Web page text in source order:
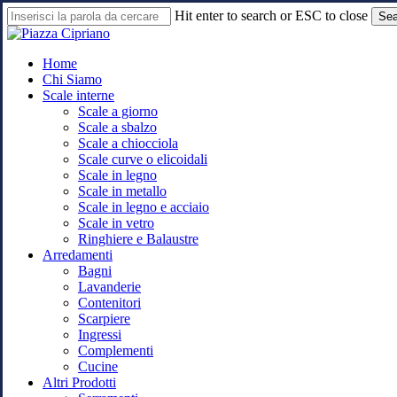
Skip
to
content
Hit enter to search or ESC to close
Close
search
Menu
Home
Chi Siamo
Scale interne
Scale a giorno
Scale a sbalzo
Scale a chiocciola
Scale curve o elicoidali
Scale in legno
Scale in metallo
Scale in legno e acciaio
Scale in vetro
Ringhiere e Balaustre
Arredamenti
Bagni
Lavanderie
Contenitori
Scarpiere
Ingressi
Complementi
Cucine
Altri Prodotti